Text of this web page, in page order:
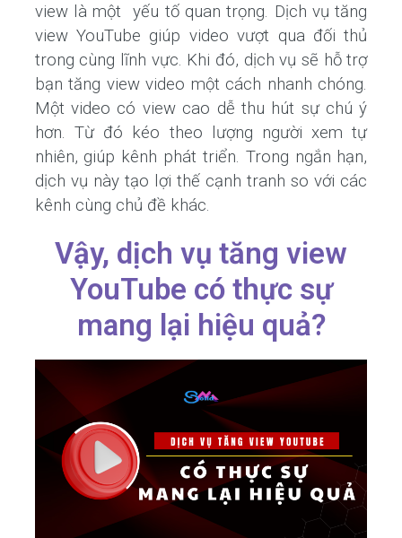
view là một yếu tố quan trọng. Dịch vụ tăng
view YouTube giúp video vượt qua đối thủ
trong cùng lĩnh vực. Khi đó, dịch vụ sẽ hỗ trợ
bạn tăng view video một cách nhanh chóng.
Một video có view cao dễ thu hút sự chú ý
hơn. Từ đó kéo theo lượng người xem tự
nhiên, giúp kênh phát triển. Trong ngắn hạn,
dịch vụ này tạo lợi thế cạnh tranh so với các
kênh cùng chủ đề khác.
Vậy, dịch vụ tăng view
YouTube có thực sự
mang lại hiệu quả?